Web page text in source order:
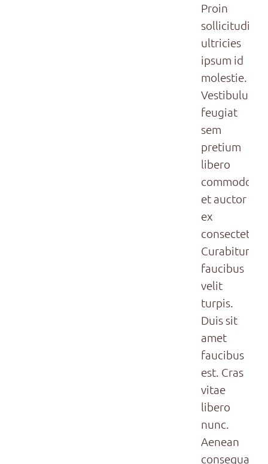
Proin
sollicitudin
ultricies
ipsum id
molestie.
Vestibulum
feugiat
sem
pretium
libero
commodo,
et auctor
ex
consectetur.
Curabitur
faucibus
velit
turpis.
Duis sit
amet
faucibus
est. Cras
vitae
libero
nunc.
Aenean
consequat